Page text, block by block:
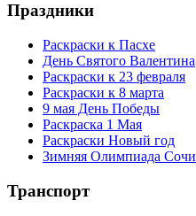
Праздники
Раскраски к Пасхе
День Святого Валентина
Раскраски к 23 февраля
Раскраски к 8 марта
9 мая День Победы
Раскраска 1 Мая
Раскраски Новый год
Зимняя Олимпиада Сочи
Транспорт